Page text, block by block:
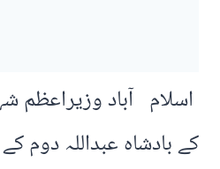
اسلام آباد وزیراعظم
کے بادشاہ عبداللہ دوم